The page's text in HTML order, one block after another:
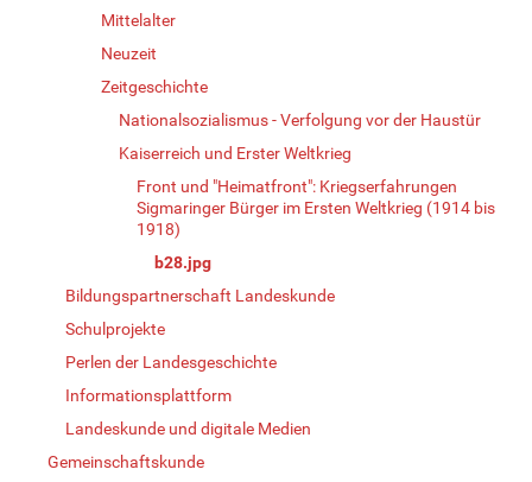
Mittelalter
Neuzeit
Zeitgeschichte
Nationalsozialismus - Verfolgung vor der Haustür
Kaiserreich und Erster Weltkrieg
Front und "Heimatfront": Kriegserfahrungen
Sigmaringer Bürger im Ersten Weltkrieg (1914 bis
1918)
b28.jpg
Bildungspartnerschaft Landeskunde
Schulprojekte
Perlen der Landesgeschichte
Informationsplattform
Landeskunde und digitale Medien
Gemeinschaftskunde